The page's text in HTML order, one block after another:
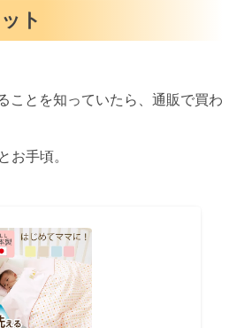
ト
ことを知っていたら、通販で買わ
お手頃。